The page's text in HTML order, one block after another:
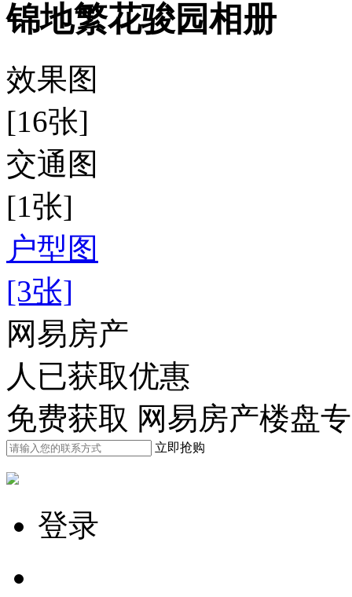
锦地繁花骏园相册
效果图
[16张]
交通图
[1张]
户型图
[3张]
网易房产
人已获取优惠
免费获取 网易房产楼盘
立即抢购
登录